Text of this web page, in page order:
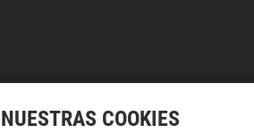
NUESTRAS COOKIES